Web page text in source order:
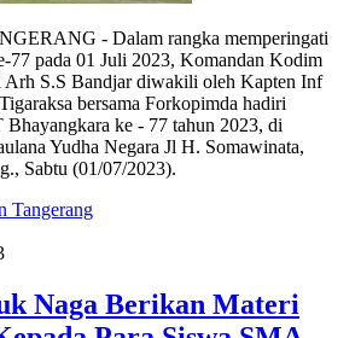
- Dalam rangka memperingati
77 pada 01 Juli 2023, Komandan Kodim
Arh S.S Bandjar diwakili oleh Kapten Inf
bersama Forkopimda hadiri
Bhayangkara ke - 77 tahun 2023, di
Yudha Negara Jl H. Somawinata,
Sabtu (01/07/2023).
Tangerang
Naga Berikan Materi